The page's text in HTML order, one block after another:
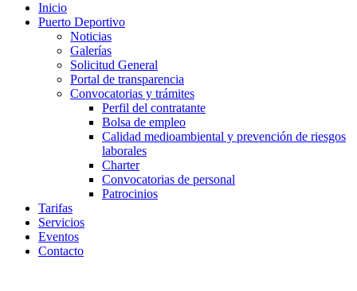
Inicio
Puerto Deportivo
Noticias
Galerías
Solicitud General
Portal de transparencia
Convocatorias y trámites
Perfil del contratante
Bolsa de empleo
Calidad medioambiental y prevención de riesgos
laborales
Charter
Convocatorias de personal
Patrocinios
Tarifas
Servicios
Eventos
Contacto